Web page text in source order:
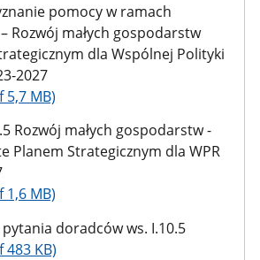
pomocy w ramach
Rozwój małych gospodarstw
dla Wspólnej Polityki
2027
MB)
Rozwój małych gospodarstw -
Planem Strategicznym dla WPR
MB)
doradców ws. I.10.5
KB)